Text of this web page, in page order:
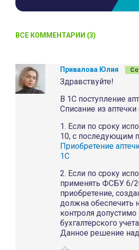
ВСЕ КОММЕНТАРИИ (3)
Привалова Юлия
Здравствуйте!
В 1С поступление
Списание из
1. Если по сроку
10, с последующим
Приобретение
1С
2. Если по сроку
применять ФСБУ 6/
приобретение,
должна обеспечить
контроля допустимо
бухгалтерского
Данное решение